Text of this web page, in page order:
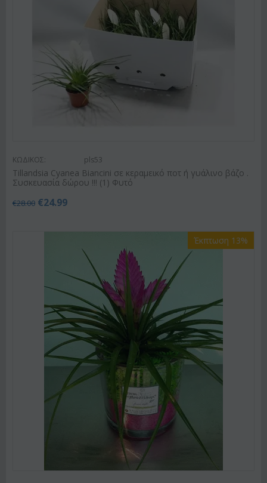
ΚΩΔΙΚΟΣ: pls53
Tillandsia Cyanea Biancini σε κεραμεικό ποτ ή γυάλινο βάζο .
Συσκευασία δώρου !!! (1) Φυτό
€28.00 €24.99
Έκπτωση 13%